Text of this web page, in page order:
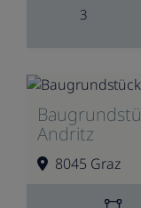
3
Andritz
8045 Graz